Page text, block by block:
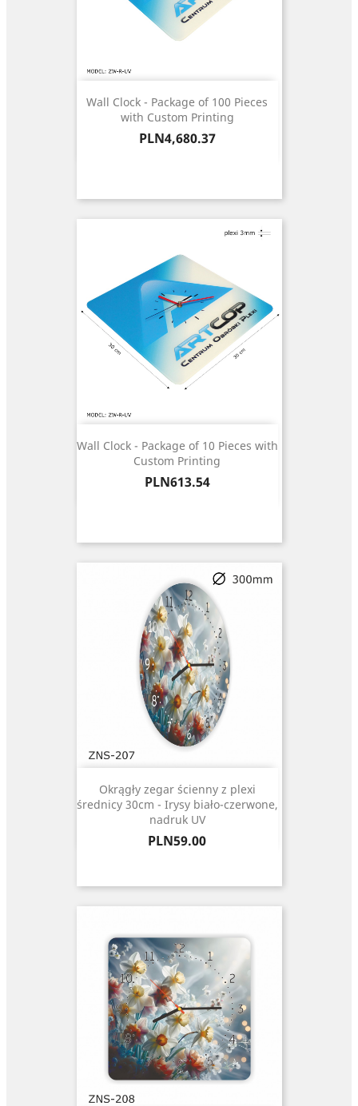
Wall Clock - Package of 100 Pieces
with Custom Printing
Price
PLN4,680.37
Wall Clock - Package of 10 Pieces with
Custom Printing
Price
PLN613.54
Okrągły zegar ścienny z plexi
średnicy 30cm - Irysy biało-czerwone,
nadruk UV
Price
PLN59.00